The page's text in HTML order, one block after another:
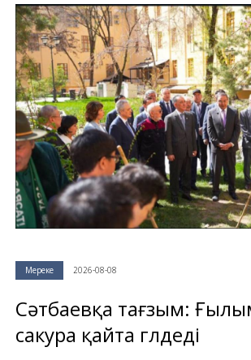
Мереке 2026-08-08
Сәтбаевқа тағзым:
сакура қайта гүлдеді